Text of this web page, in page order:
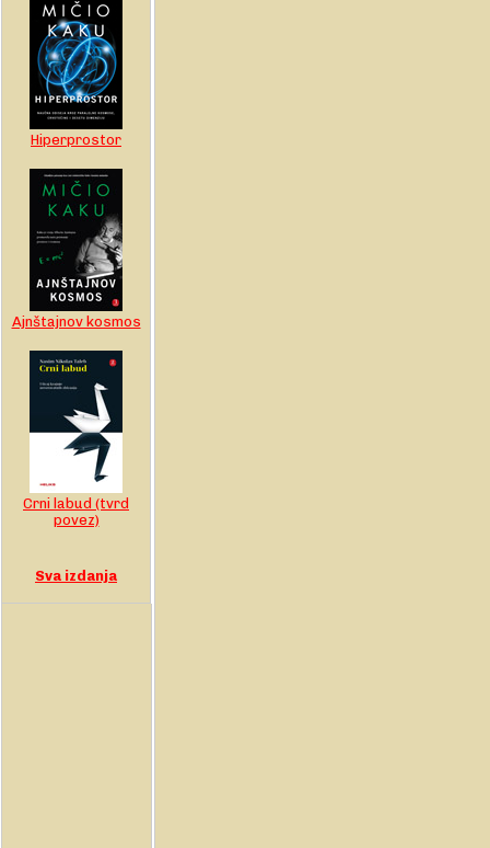
Hiperprostor
Ajnštajnov kosmos
Crni labud (tvrd
povez)
Sva izdanja